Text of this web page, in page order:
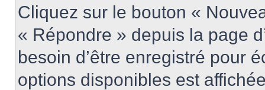
Cliquez sur le bouton «
« Répondre » depuis la page
besoin d’être enregistré pour
options disponibles est